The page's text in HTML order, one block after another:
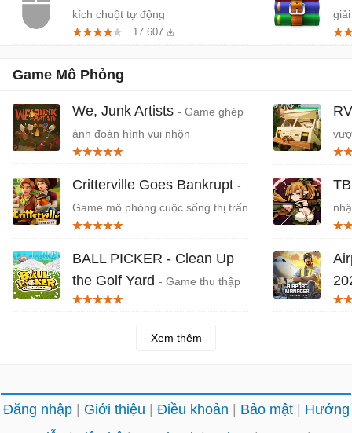
kích chuột tự động
17.607
Game Mô Phỏng
We, Junk Artists - Game ghép
ảnh đoán hình vui nhộn
Critterville Goes Bankrupt -
Game mô phỏng cuộc sống thị trấn
BALL PICKER - Clean Up
the Golf Yard - Game thu thập
1 triệu quả bóng golf
A-Z
Xem thêm
Đăng nhập Giới thiệu Điều khoản Bảo mật
Hướng